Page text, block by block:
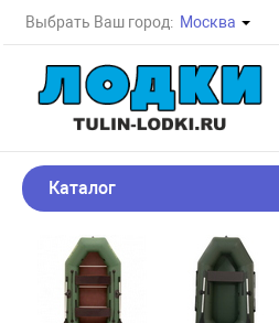
Выбрать Ваш город: Москва
Каталог